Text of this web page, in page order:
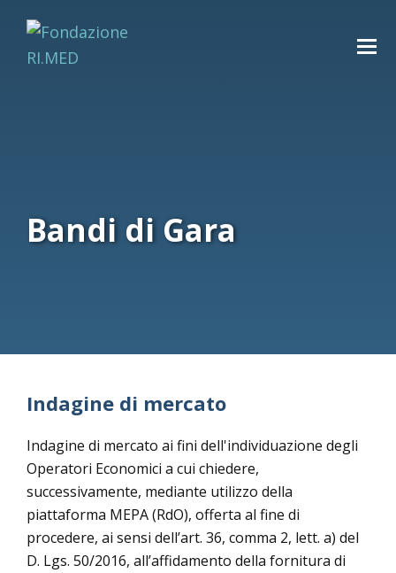
Bandi di Gara
Indagine di mercato
Indagine di mercato ai fini dell'individuazione degli
Operatori Economici a cui chiedere,
successivamente, mediante utilizzo della
piattaforma MEPA (RdO), offerta al fine di
procedere, ai sensi dell’art. 36, comma 2, lett. a) del
D. Lgs. 50/2016, all’affidamento della fornitura di